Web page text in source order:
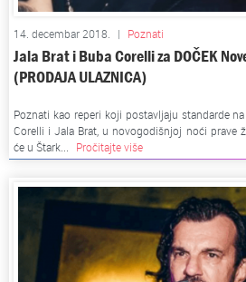
14. decembar 2018. | Poznati
Jala Brat i Buba Corelli za DOČEK
(PRODAJA ULAZNICA)
Poznati kao reperi koji postavljaju standarde
Corelli i Jala Brat, u novogodišnjoj noći prave
će u Štark...
Pročitajte više